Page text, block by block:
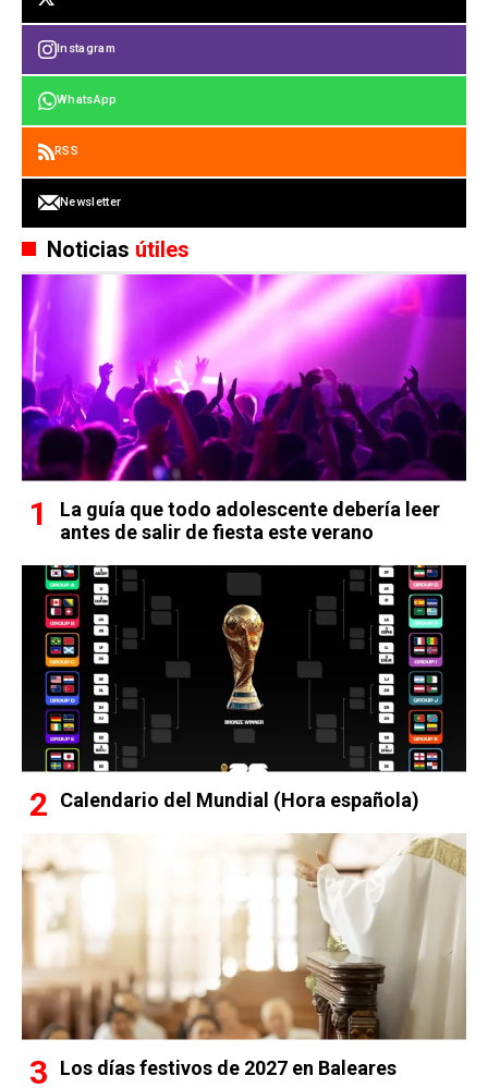
Instagram
WhatsApp
RSS
Newsletter
Noticias útiles
La guía que todo adolescente debería leer
antes de salir de fiesta este verano
Calendario del Mundial (Hora española)
Los días festivos de 2027 en Baleares